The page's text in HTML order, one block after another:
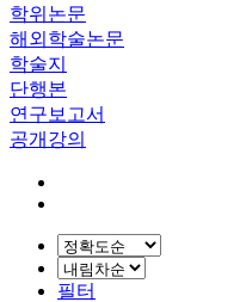
학위논문
해외학술논문
학술지
단행본
연구보고서
공개강의
필터